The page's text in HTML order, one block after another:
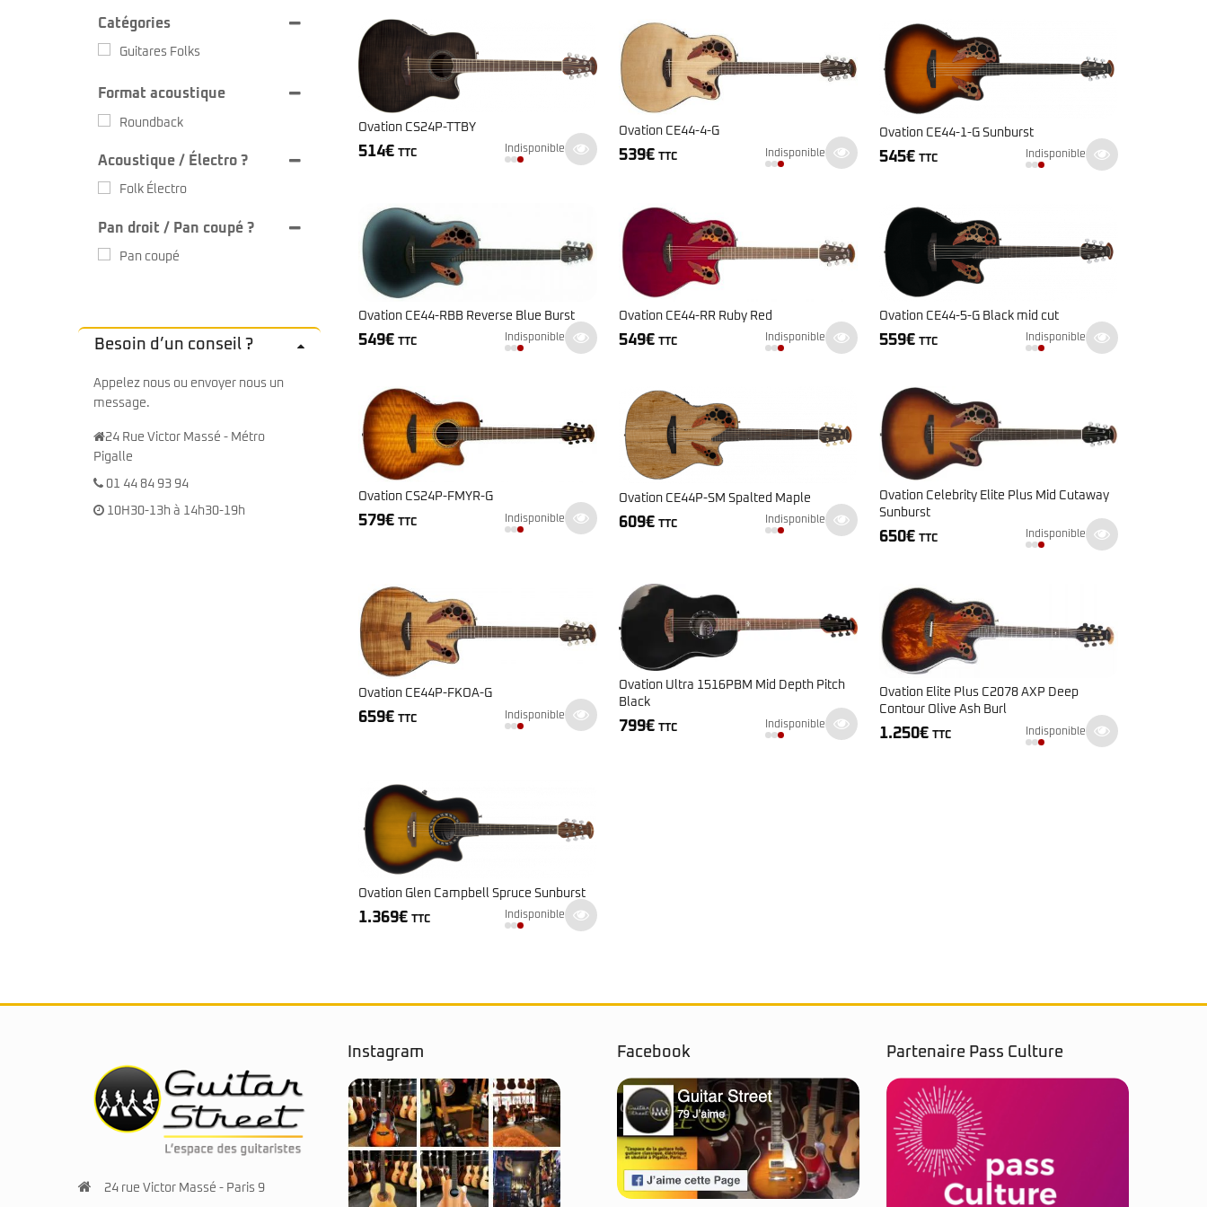
Squier by Fender
Sterling by Music Man
Lag
999€.
Ovation CS24P-TTBY
514€ TTC Indisponible
Ovation CE44-4-G
539€ TTC Indisponible
Ovation CE44-1-G Sunburst
545€ TTC Indisponible
Ovation CE44-RBB Reverse Blue Burst
549€ TTC Indisponible
Ovation CE44-RR Ruby Red
549€ TTC Indisponible
Ovation CE44-5-G Black mid cut
559€ TTC Indisponible
Ovation CS24P-FMYR-G
579€ TTC Indisponible
Ovation CE44P-SM Spalted Maple
609€ TTC Indisponible
Ovation Celebrity Elite Plus Mid Cutaway
Sunburst
650€ TTC Indisponible
Ovation CE44P-FKOA-G
659€ TTC Indisponible
Ovation Ultra 1516PBM Mid Depth Pitch
Black
799€ TTC Indisponible
Ovation Elite Plus C2078 AXP Deep
Contour Olive Ash Burl
1.250€ TTC Indisponible
Ovation Glen Campbell Spruce Sunburst
1.369€ TTC Indisponible
Catégories
Guitares Folks
Format acoustique
Roundback
Acoustique / Électro ?
Folk Électro
Pan droit / Pan coupé ?
Pan coupé
Besoin d’un conseil ?
Appelez nous ou envoyer nous un
message.
24 Rue Victor Massé - Métro
Pigalle
01 44 84 93 94
10H30-13h à 14h30-19h
24 rue Victor Massé - Paris 9
Instagram Facebook Partenaire Pass Culture